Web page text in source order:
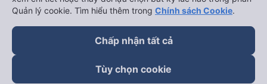
Quản lý cookie. Tìm hiểu thêm trong Chính sách Cookie.
Chấp nhận tất cả
Tùy chọn cookie